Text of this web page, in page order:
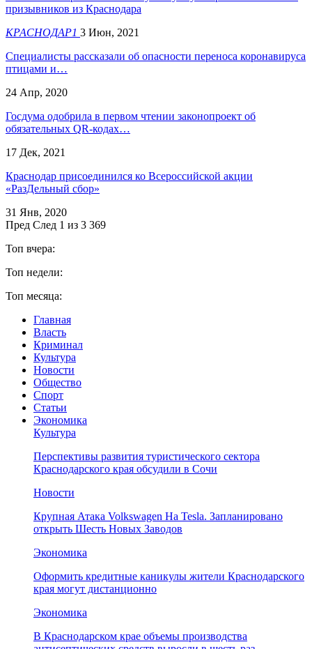
призывников из Краснодара
КРАСНОДАР1 3 Июн, 2021
Специалисты рассказали об опасности переноса коронавируса
птицами и…
24 Апр, 2020
Госдума одобрила в первом чтении законопроект об
обязательных QR-кодах…
17 Дек, 2021
Краснодар присоединился ко Всероссийской акции
«РазДельный сбор»
31 Янв, 2020
Пред След 1 из 3 369
Топ вчера:
Топ недели:
Топ месяца:
Главная
Власть
Криминал
Культура
Новости
Общество
Спорт
Статьи
Экономика
Культура
Перспективы развития туристического сектора
Краснодарского края обсудили в Сочи
Новости
Крупная Атака Volkswagen На Tesla. Запланировано
открыть Шесть Новых Заводов
Экономика
Оформить кредитные каникулы жители Краснодарского
края могут дистанционно
Экономика
В Краснодарском крае объемы производства